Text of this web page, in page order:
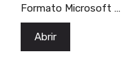
Formato Microsoft …
Abrir